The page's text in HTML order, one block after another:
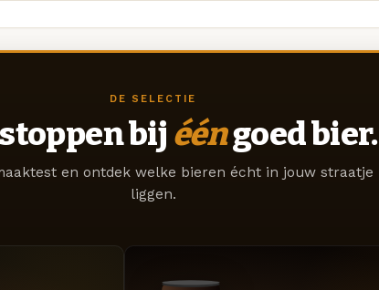
DE SELECTIE
bij ééngoed bier.
en ontdek welke bieren écht in jouw straatje
liggen.